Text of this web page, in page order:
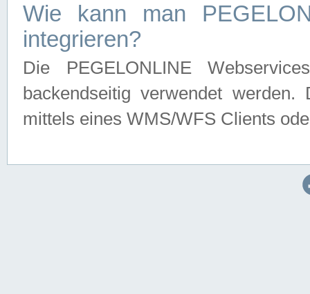
Wie kann man
integrieren?
Die PEGELONLINE
backendseitig verwendet
mittels eines WMS/WFS Clients